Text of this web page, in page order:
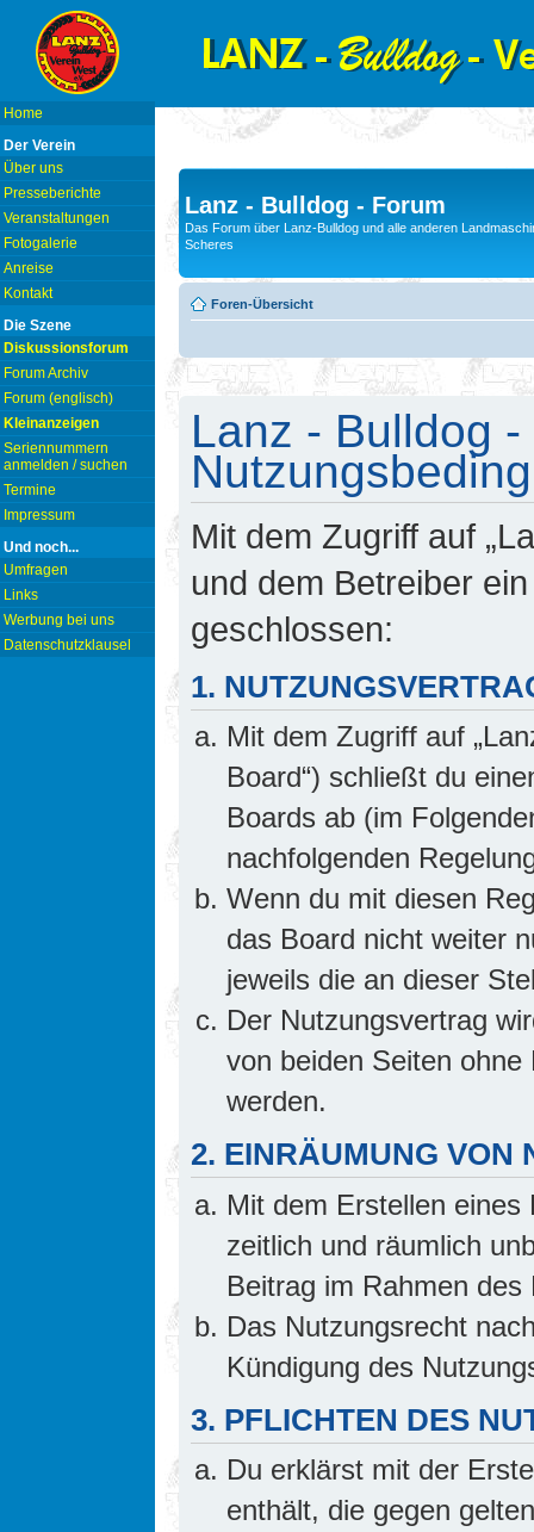
Home
Der Verein
Über uns
Presseberichte
Veranstaltungen
Fotogalerie
Anreise
Kontakt
Die Szene
Diskussionsforum
Forum Archiv
Forum (englisch)
Kleinanzeigen
Seriennummern
anmelden / suchen
Termine
Impressum
Und noch...
Umfragen
Links
Werbung bei uns
Datenschutzklausel
Lanz - Bulldog - Forum
Das Forum über Lanz-Bulldog und alle anderen
Scheres
Foren-Übersicht
Lanz - Bulldog
Mit dem Zugriff auf
und dem Betreiber
geschlossen:
1.
Mit dem Zugriff auf
Board“) schließt du
Boards ab (im
nachfolgenden
Wenn du mit diesen
das Board nicht weiter
jeweils die an dieser
Der Nutzungsvertrag
von beiden Seiten
werden.
2. EINRÄUMUNG VON
Mit dem Erstellen
zeitlich und räumlich
Beitrag im Rahmen
Das Nutzungsrecht
Kündigung des
3. PFLICHTEN DES
Du erklärst mit der
enthält, die gegen